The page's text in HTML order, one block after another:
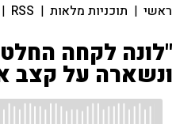
ראשי | תוכניות מלאות |
RSS
|
"לונה לקחה
ונשארה על קצב